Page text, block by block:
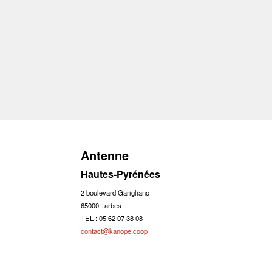
Antenne
Hautes-Pyrénées
2 boulevard Garigliano
65000 Tarbes
TEL : 05 62 07 38 08
contact@kanope.coop